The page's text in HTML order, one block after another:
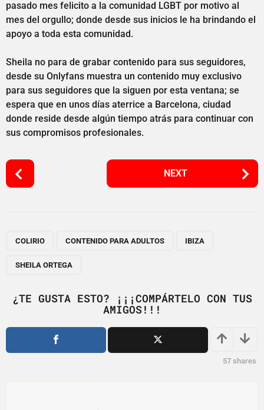
pasado mes felicito a la comunidad LGBT por motivo al
mes del orgullo; donde desde sus inicios le ha brindando el
apoyo a toda esta comunidad.
Sheila no para de grabar contenido para sus seguidores,
desde su Onlyfans muestra un contenido muy exclusivo
para sus seguidores que la siguen por esta ventana; se
espera que en unos días aterrice a Barcelona, ciudad
donde reside desde algún tiempo atrás para continuar con
sus compromisos profesionales.
P
o
i
o
NEXT
COLIRIO CONTENIDO PARA ADULTOS IBIZA
SHEILA ORTEGA
¿TE GUSTA ESTO? ¡¡¡COMPÁRTELO CON TUS
AMIGOS!!!
57 shares